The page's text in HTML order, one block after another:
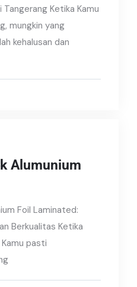
Ketika Kamu
mungkin yang
kehalusan dan
Alumunium
Foil Laminated:
Berkualitas Ketika
pasti